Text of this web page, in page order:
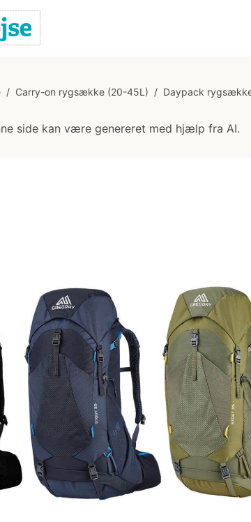
/ Carry-on rygsække (20-45L) / Daypack
side kan være genereret med hjælp fra AI.